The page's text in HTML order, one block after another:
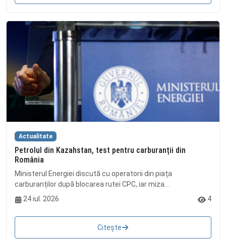
Actualitate
Petrolul din Kazahstan, test pentru carburanții din
România
Ministerul Energiei discută cu operatorii din piața
carburanților după blocarea rutei CPC, iar miza...
24 iul. 2026
4
Citește